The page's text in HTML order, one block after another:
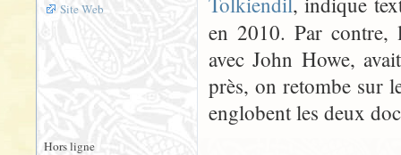
Site Web
en 2010. Par
avec John Howe,
près, on retombe sur
englobent les deux
Hors ligne